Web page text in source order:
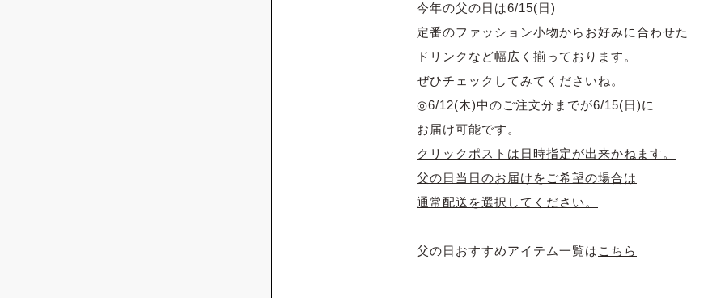
今年の父の日は6/15(日)
定番のファッション小物からお好みに合わせた
ドリンクなど幅広く揃っております。
ぜひチェックしてみてくださいね。
◎6/12(木)中のご注文分までが6/15(日)に
お届け可能です。
クリックポストは日時指定が出来かねます。
父の日当日のお届けをご希望の場合は
通常配送を選択してください。
父の日おすすめアイテム一覧は こちら